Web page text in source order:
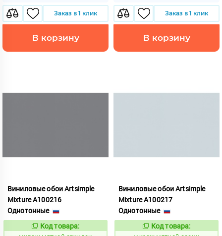
Заказ в 1 клик
В корзину
Заказ в 1 клик
В корзину
Виниловые обои Artsimple
Mixture A100216
Однотонные
992189
Код товара:
Виниловые обои Artsimple
Mixture A100217
Однотонные
992190
Код товара: